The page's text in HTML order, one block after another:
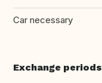
Car necessary
Exchange periods